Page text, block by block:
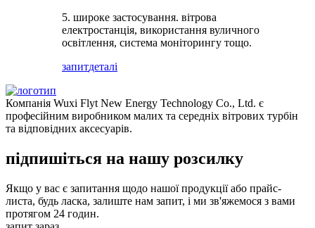
5. широке застосування. вітрова
електростанція, використання вуличного
освітлення, система моніторингу тощо.
запитдеталі
Компанія Wuxi Flyt New Energy Technology Co., Ltd. є
професійним виробником малих та середніх вітрових турбін
та відповідних аксесуарів.
підпишіться на нашу розсилку
Якщо у вас є запитання щодо нашої продукції або прайс-
листа, будь ласка, залиште нам запит, і ми зв'яжемося з вами
протягом 24 годин.